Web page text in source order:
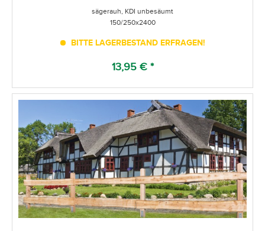
sägerauh, KDI unbesäumt
150/250x2400
BITTE LAGERBESTAND ERFRAGEN!
13,95 € *